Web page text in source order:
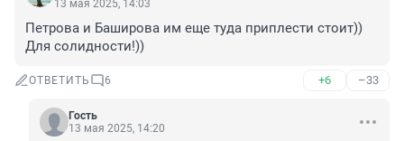
13 мая 2025, 14:03
Петрова и Баширова им еще туда приплести стоит))
Для солидности!))
ОТВЕТИТЬ 6 +6 –33
Гость
13 мая 2025, 14:20